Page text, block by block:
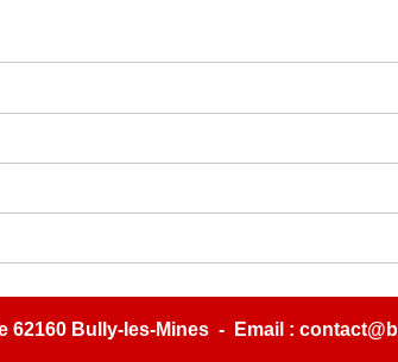
62160 Bully-les-Mines - Email :